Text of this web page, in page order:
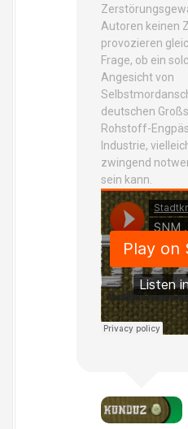
Autoren keinen
provozieren
Frage, ob ein
Angesicht von
deutschen
Rohstoff-
Industrie,
zwingend
sein kann.